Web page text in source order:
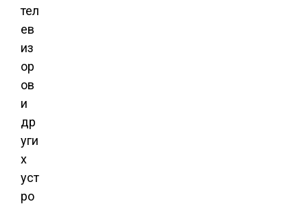
тел
ев
из
ор
ов
и
др
уги
х
уст
ро